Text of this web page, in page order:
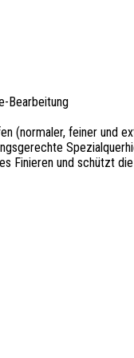
Bearbeitung
(normaler, feiner und
Finieren und schützt die